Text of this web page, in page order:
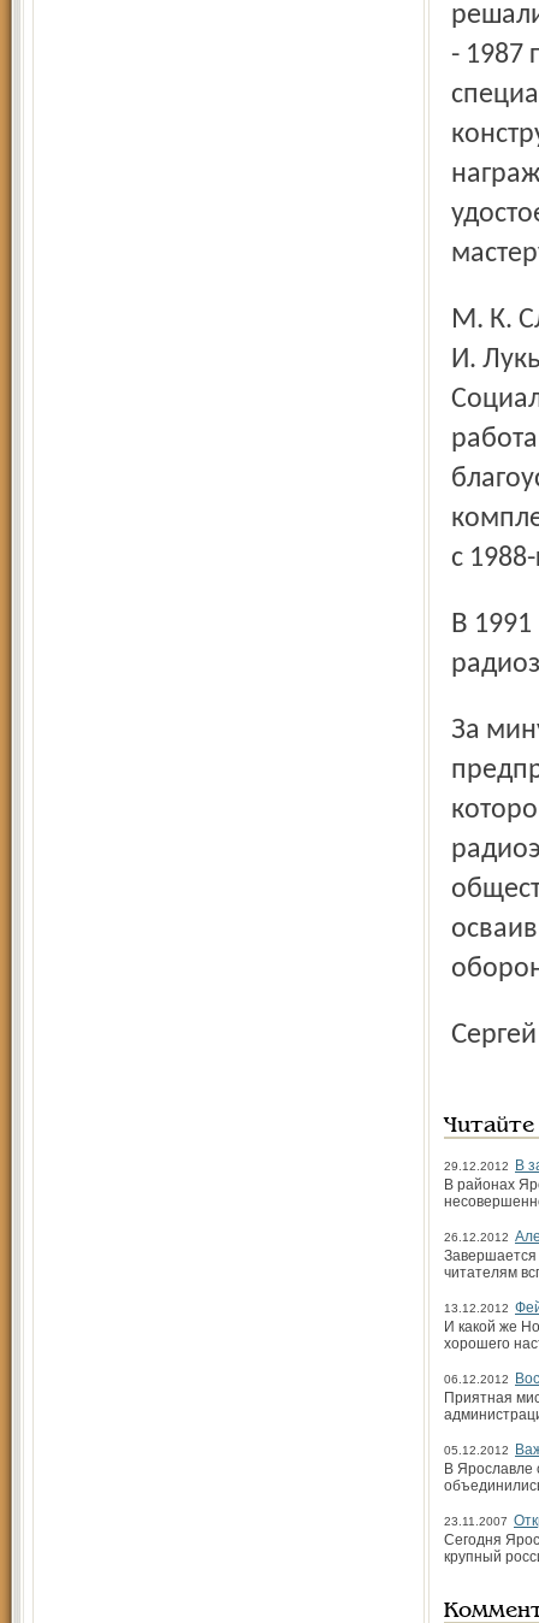
- 1987
М. К. Слепову и шлифовщице инструментального цеха М.
И.
с
В 1991 году завод был преобразован в ОАО "Ярославский
За минувшие 50 лет он стал одним из немногих
29.12.2012
В
В районах
26.12.2012
Завершается
читателям
13.12.2012
И какой же
хорошего
06.12.2012
Приятная
05.12.2012
В Ярославле
23.11.2007
Сегодня
крупный